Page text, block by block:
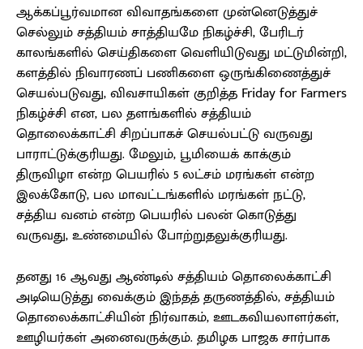
ஆக்கப்பூர்வமான விவாதங்களை முன்னெடுத்துச்
செல்லும் சத்தியம் சாத்தியமே நிகழ்ச்சி, பேரிடர்
காலங்களில் செய்திகளை வெளியிடுவது மட்டுமின்றி,
களத்தில் நிவாரணப் பணிகளை ஒருங்கிணைத்துச்
செயல்படுவது, விவசாயிகள் குறித்த Friday for Farmers
நிகழ்ச்சி என, பல தளங்களில் சத்தியம்
தொலைக்காட்சி சிறப்பாகச் செயல்பட்டு வருவது
பாராட்டுக்குரியது. மேலும், பூமியைக் காக்கும்
திருவிழா என்ற பெயரில் 5 லட்சம் மரங்கள் என்ற
இலக்கோடு, பல மாவட்டங்களில் மரங்கள் நட்டு,
சத்திய வனம் என்ற பெயரில் பலன் கொடுத்து
வருவது, உண்மையில் போற்றுதலுக்குரியது.
தனது 16 ஆவது ஆண்டில் சத்தியம் தொலைக்காட்சி
அடியெடுத்து வைக்கும் இந்தத் தருணத்தில், சத்தியம்
தொலைக்காட்சியின் நிர்வாகம், ஊடகவியலாளர்கள்,
ஊழியர்கள் அனைவருக்கும். தமிழக பாஜக சார்பாக